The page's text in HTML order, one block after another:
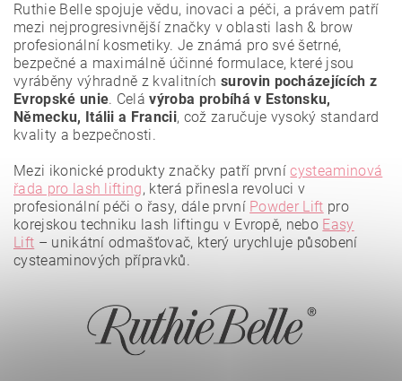
Vložením hodnocení souhlasíte sezásadami ochrany
osobních údajů.
Ruthie Belle spojuje vědu, inovaci a péči, a právem patří
mezi nejprogresivnější značky v oblasti lash & brow
profesionální kosmetiky. Je známá pro své šetrné,
bezpečné a maximálně účinné formulace, které jsou
vyráběny výhradně z kvalitních surovin pocházejících z
Evropské unie. Celávýroba probíhá v Estonsku,
Německu, Itálii a Francii, což zaručuje vysoký standard
kvality a bezpečnosti.
Mezi ikonické produkty značky patří prvnícysteaminová
řada pro lash lifting, která přinesla revoluci v
profesionální péči o řasy, dále první Powder Lift pro
korejskou techniku lash liftingu v Evropě, nebo Easy
Lift – unikátní odmašťovač, který urychluje působení
cysteaminových přípravků.